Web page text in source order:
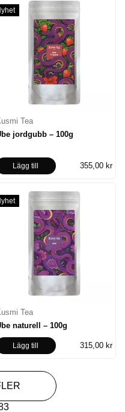
Tea
jordgubb – 100g
Lägg till 355,00 kr
Tea
naturell – 100g
Lägg till 315,00 kr